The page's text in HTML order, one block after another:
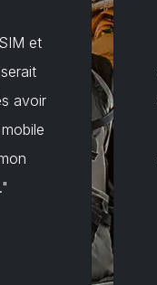
et
avoir